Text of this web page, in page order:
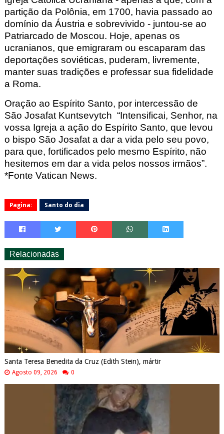
partição da Polônia, em 1700, havia passado ao
domínio da Áustria e sobrevivido - juntou-se ao
Patriarcado de Moscou. Hoje, apenas os
ucranianos, que emigraram ou escaparam das
deportações soviéticas, puderam, livremente,
manter suas tradições e professar sua fidelidade
a Roma.
Oração ao Espírito Santo, por intercessão de
São Josafat Kuntsevytch “Intensificai, Senhor, na
vossa Igreja a ação do Espírito Santo, que levou
o bispo São Josafata dar a vida pelo seu povo,
para que, fortificados pelo mesmo Espírito, não
hesitemos em dar a vida pelos nossos irmãos”.
*Fonte Vatican News.
Pagina: Santo do dia
Relacionadas
Santa Teresa Benedita da Cruz (Edith Stein), mártir
Agosto 09, 2026 0